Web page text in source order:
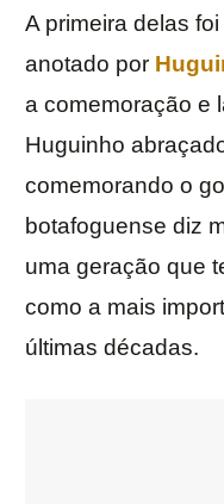
A primeira delas
anotado por
a comemoração e
Huguinho
comemorando o
botafoguense diz
uma geração que
como a mais
últimas décadas.